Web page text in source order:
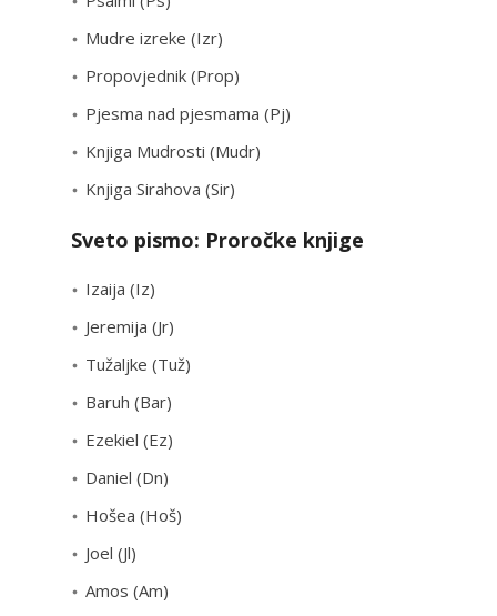
Mudre izreke (Izr)
Propovjednik (Prop)
Pjesma nad pjesmama (Pj)
Knjiga Mudrosti (Mudr)
Knjiga Sirahova (Sir)
Sveto pismo: Proročke knjige
Izaija (Iz)
Jeremija (Jr)
Tužaljke (Tuž)
Baruh (Bar)
Ezekiel (Ez)
Daniel (Dn)
Hošea (Hoš)
Joel (Jl)
Amos (Am)